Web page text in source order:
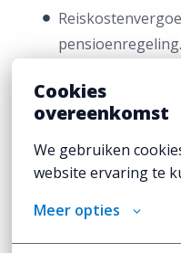
Cookies
overeenkomst
We gebruiken
website ervaring te
Meer opties
pensioenregeling.
via trainingen.
10% korting op
Sluit ook aan bij ons